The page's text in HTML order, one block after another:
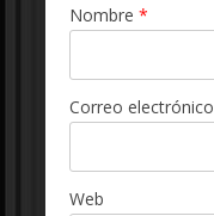
Nombre *
Correo electrónico
Web